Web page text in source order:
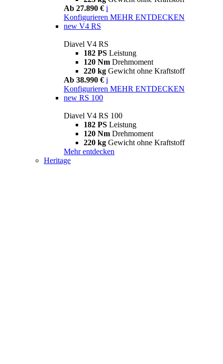
Ab 27.890 € i
Konfigurieren MEHR ENTDECKEN
new V4 RS
Diavel V4 RS
182 PS Leistung
120 Nm Drehmoment
220 kg Gewicht ohne Kraftstoff
Ab 38.990 € i
Konfigurieren MEHR ENTDECKEN
new RS 100
Diavel V4 RS 100
182 PS Leistung
120 Nm Drehmoment
220 kg Gewicht ohne Kraftstoff
Mehr entdecken
Heritage